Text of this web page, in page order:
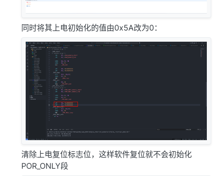
同时将其上电初始化的值由0x5A改为0：
清除上电复位标志位，这样软件复位就不会初始化
POR_ONLY段